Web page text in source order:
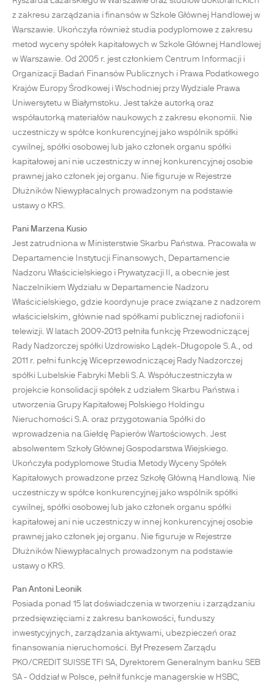
z zakresu zarządzania i finansów w Szkole Głównej Handlowej w
Warszawie. Ukończyła również studia podyplomowe z zakresu
metod wyceny spółek kapitałowych w Szkole Głównej Handlowej
w Warszawie. Od 2005 r. jest członkiem Centrum Informacji i
Organizacji Badań Finansów Publicznych i Prawa Podatkowego
Krajów Europy Środkowej i Wschodniej przy Wydziale Prawa
Uniwersytetu w Białymstoku. Jest także autorką oraz
współautorką materiałów naukowych z zakresu ekonomii. Nie
uczestniczy w spółce konkurencyjnej jako wspólnik spółki
cywilnej, spółki osobowej lub jako członek organu spółki
kapitałowej ani nie uczestniczy w innej konkurencyjnej osobie
prawnej jako członek jej organu. Nie figuruje w Rejestrze
Dłużników Niewypłacalnych prowadzonym na podstawie
ustawy o KRS.
Pani Marzena Kusio
Jest zatrudniona w Ministerstwie Skarbu Państwa. Pracowała w
Departamencie Instytucji Finansowych, Departamencie
Nadzoru Właścicielskiego i Prywatyzacji II, a obecnie jest
Naczelnikiem Wydziału w Departamencie Nadzoru
Właścicielskiego, gdzie koordynuje prace związane z nadzorem
właścicielskim, głównie nad spółkami publicznej radiofonii i
telewizji. W latach 2009-2013 pełniła funkcję Przewodniczącej
Rady Nadzorczej spółki Uzdrowisko Lądek-Długopole S.A., od
2011 r. pełni funkcję Wiceprzewodniczącej Rady Nadzorczej
spółki Lubelskie Fabryki Mebli S.A. Współuczestniczyła w
projekcie konsolidacji spółek z udziałem Skarbu Państwa i
utworzenia Grupy Kapitałowej Polskiego Holdingu
Nieruchomości S.A. oraz przygotowania Spółki do
wprowadzenia na Giełdę Papierów Wartościowych. Jest
absolwentem Szkoły Głównej Gospodarstwa Wiejskiego.
Ukończyła podyplomowe Studia Metody Wyceny Spółek
Kapitałowych prowadzone przez Szkołę Główną Handlową. Nie
uczestniczy w spółce konkurencyjnej jako wspólnik spółki
cywilnej, spółki osobowej lub jako członek organu spółki
kapitałowej ani nie uczestniczy w innej konkurencyjnej osobie
prawnej jako członek jej organu. Nie figuruje w Rejestrze
Dłużników Niewypłacalnych prowadzonym na podstawie
ustawy o KRS.
Pan Antoni Leonik
Posiada ponad 15 lat doświadczenia w tworzeniu i zarządzaniu
przedsięwzięciami z zakresu bankowości, funduszy
inwestycyjnych, zarządzania aktywami, ubezpieczeń oraz
finansowania nieruchomości. Był Prezesem Zarządu
PKO/CREDIT SUISSE TFI SA, Dyrektorem Generalnym banku SEB
SA - Oddział w Polsce, pełnił funkcje managerskie w HSBC,